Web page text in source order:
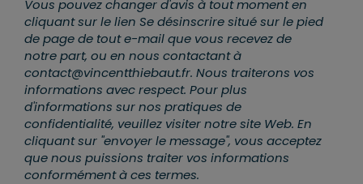
Vous pouvez changer d'avis à tout moment en
cliquant sur le lien Se désinscrire situé sur le pied
de page de tout e-mail que vous recevez de
notre part, ou en nous contactant à
contact@vincentthiebaut.fr. Nous traiterons vos
informations avec respect. Pour plus
d'informations sur nos pratiques de
confidentialité, veuillez visiter notre site Web. En
cliquant sur "envoyer le message", vous acceptez
que nous puissions traiter vos informations
conformément à ces termes.